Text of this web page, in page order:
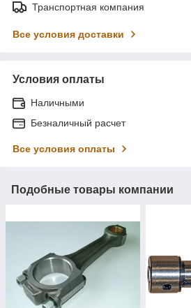
Транспортная компания
Все условия доставки
Условия оплаты
Наличными
Безналичный расчет
Все условия оплаты
Подобные товары компании